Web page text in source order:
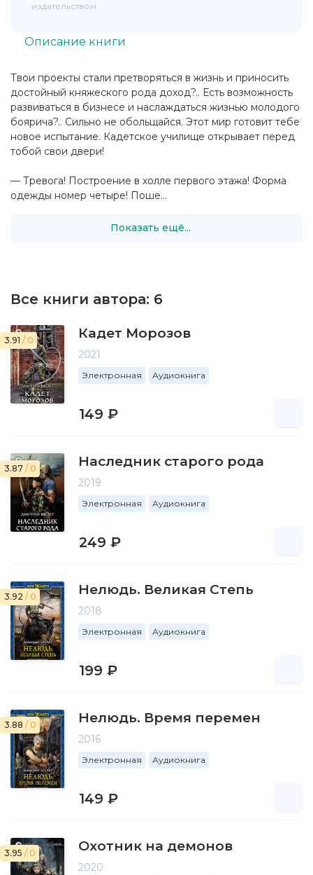
Твои проекты стали претворяться в жизнь и приносить
достойный княжеского рода доход?.. Есть возможность
развиваться в бизнесе и наслаждаться жизнью молодого
боярича?.. Сильно не обольщайся. Этот мир готовит тебе
новое испытание. Кадетское училище открывает перед
тобой свои двери!
— Тревога! Построение в холле первого этажа! Форма
одежды номер четыре! Поше...
Показать ещё...
Описание книги
Все книги автора: 6
3.91 / 0 Кадет Морозов
2021
Электронная Аудиокнига
149 ₽
3.87 / 0 Наследник старого рода
2019
Электронная Аудиокнига
249 ₽
3.92 / 0 Нелюдь. Великая Степь
2018
Электронная Аудиокнига
199 ₽
3.88 / 0 Нелюдь. Время перемен
2016
Электронная Аудиокнига
149 ₽
3.95 / 0 Охотник на демонов
2020
издательством